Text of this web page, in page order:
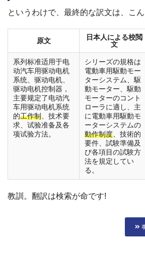
というわけで、最終的な訳文は、こん
原文
日本人による校閲
文
系列标准适用于电
动汽车用驱动电机
系统、驱动电机、
驱动电机控制器，
主要规定了电动汽
车用驱动电机系统
的工作制 、技术要
求、试验准备及各
项试验方法。
シリーズの規格は
電動車用駆動モー
ターシステム、駆
動モーター、駆動
モーターのコント
ローラに適し、主
に電動車用駆動モ
ーターシステムの
動作制度 、技術的
要件、試験準備及
び各項目の試験方
法を規定してい
る。
教訓。翻訳は検索が命です!